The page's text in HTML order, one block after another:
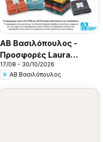
ΑΒ Βασιλόπουλος -
Προσφορές Laura
Ashley
17/08 - 30/10/2026
ΑΒ Βασιλόπουλος